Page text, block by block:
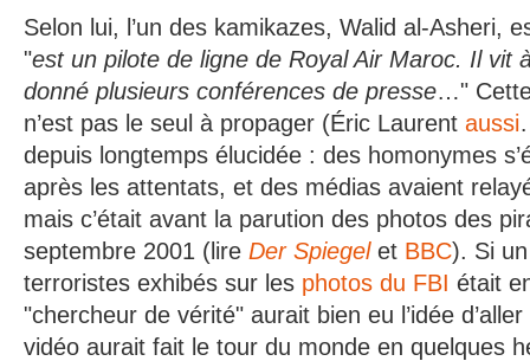
Selon lui, l’un des kamikazes, Walid al-Asheri,
"est un pilote de ligne de Royal Air Maroc. Il vit
donné plusieurs conférences de presse…"
n’est pas le seul à propager (Éric Laurent aussi
depuis longtemps élucidée : des homonymes
après les attentats, et des médias avaient
mais c’était avant la parution des photos des
septembre 2001 (lire Der Spiegelet BBC). Si
terroristes exhibés sur les photos du FBI était
"chercheur de vérité" aurait bien eu l’idée
vidéo aurait fait le tour du monde en quelques